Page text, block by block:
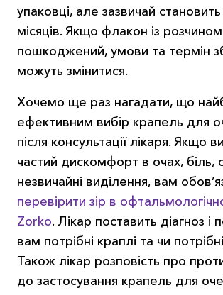
упаковці, але зазвичай
місяців. Якщо флакон із
пошкоджений, умови та термін
можуть змінитися.
Хочемо ще раз нагадати, що
ефективним вибір крапель для
після консультації лікаря. Якщо
частий дискомфорт в очах, біль,
незвичайні виділення, вам
перевірити зір в
Zorko. Лікар поставить діагноз і
вам потрібні краплі та чи
Також лікар розповість про
до застосування крапель для